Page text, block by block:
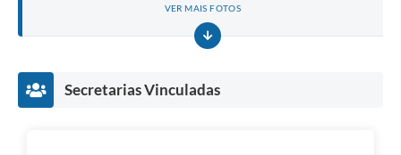
VER MAIS FOTOS
Secretarias Vinculadas